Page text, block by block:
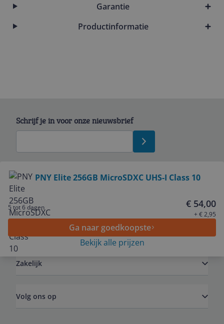
Garantie
Productinformatie
PNY Elite 256GB MicroSDXC UHS-I Class 10
5 tot 6 dagen € 54,00
+ € 2,95
Ga naar goedkoopste
Bekijk alle prijzen
Schrijf je in voor onze nieuwsbrief
Service
Zakelijk
Volg ons op